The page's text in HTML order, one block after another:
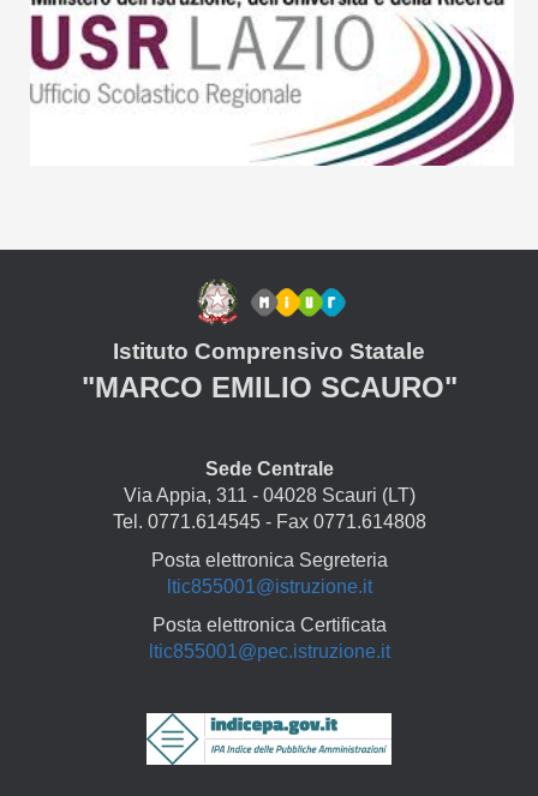
Istituto Comprensivo Statale
"MARCO EMILIO SCAURO"
Sede Centrale
Via Appia, 311 - 04028 Scauri (LT)
Tel. 0771.614545 - Fax 0771.614808
Posta elettronica Segreteria
ltic855001@istruzione.it
Posta elettronica Certificata
ltic855001@pec.istruzione.it